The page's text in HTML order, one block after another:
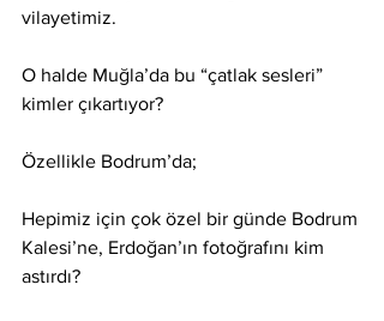
vilayetimiz.
O halde Muğla’da bu “çatlak sesleri”
kimler çıkartıyor?
Özellikle Bodrum’da;
Hepimiz için çok özel bir günde Bodrum
Kalesi’ne, Erdoğan’ın fotoğrafını kim
astırdı?